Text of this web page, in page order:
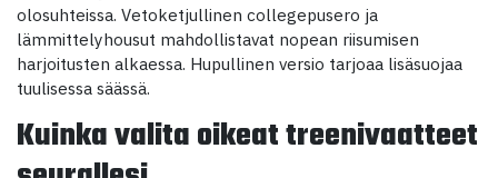
olosuhteissa. Vetoketjullinen collegepusero ja
lämmittelyhousut mahdollistavat nopean riisumisen
harjoitusten alkaessa. Hupullinen versio tarjoaa lisäsuojaa
tuulisessa säässä.
Kuinka valita oikeat treenivaatteet